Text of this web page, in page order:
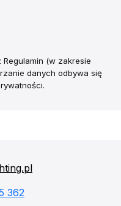
(w zakresie
danych odbywa się
362